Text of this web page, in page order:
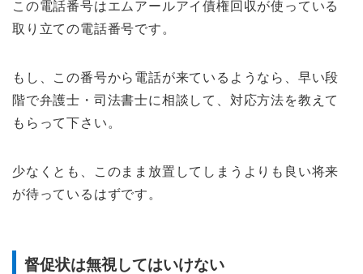
この電話番号はエムアールアイ債権回収が使っている
取り立ての電話番号です。
もし、この番号から電話が来ているようなら、早い段
階で弁護士・司法書士に相談して、対応方法を教えて
もらって下さい。
少なくとも、このまま放置してしまうよりも良い将来
が待っているはずです。
督促状は無視してはいけない